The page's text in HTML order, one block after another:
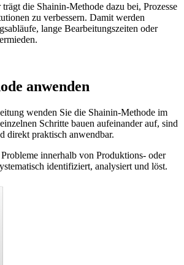
die Shainin-Methode dazu bei, Prozesse
zu verbessern. Damit werden
lange Bearbeitungszeiten oder
anwenden
wenden Sie die Shainin-Methode im
Schritte bauen aufeinander auf, sind
direkt praktisch anwendbar.
innerhalb von Produktions- oder
identifiziert, analysiert und löst.